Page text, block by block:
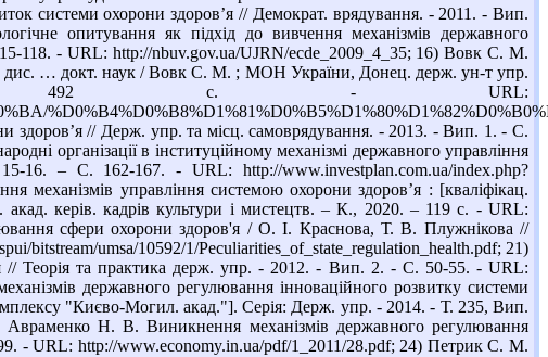
системи охорони здоров’я // Демократ. врядування. - 2011. - Вип.
опитування як підхід до вивчення механізмів державного
118. - URL: http://nbuv.gov.ua/UJRN/ecde_2009_4_35; 16) Вовк С. М.
: дис. … докт. наук / Вовк С. М. ; МОН України, Донец. держ. ун-т упр.
- 492 с. - URL:
здоров’я // Держ. упр. та місц. самоврядування. - 2013. - Вип. 1. - С.
організації в інституційному механізмі державного управління
16. – С. 162-167. - URL: http://www.investplan.com.ua/index.php?
механізмів управління системою охорони здоров’я : [кваліфікац.
керів. кадрів культури і мистецтв. – К., 2020. – 119 с. - URL:
сфери охорони здоров'я / О. І. Краснова, Т. В. Плужнікова //
bitstream/umsa/10592/1/Peculiarities_of_state_regulation_health.pdf; 21)
// Теорія та практика держ. упр. - 2012. - Вип. 2. - С. 50-55. - URL:
державного регулювання інноваційного розвитку системи
"Києво-Могил. акад."]. Серія: Держ. упр. - 2014. - Т. 235, Вип.
Н. В. Виникнення механізмів державного регулювання
- URL: http://www.economy.in.ua/pdf/1_2011/28.pdf; 24) Петрик С. М.